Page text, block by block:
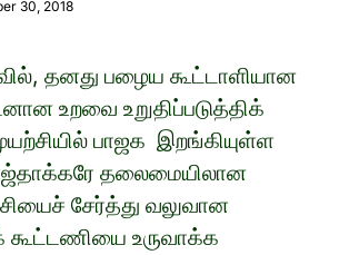
30, 2018
தனது பழைய கூட்டாளியான
உறவை உறுதிப்படுத்திக்
பாஜக இறங்கியுள்ள
தலைமையிலான
சேர்த்து வலுவான
கூட்டணியை உருவாக்க